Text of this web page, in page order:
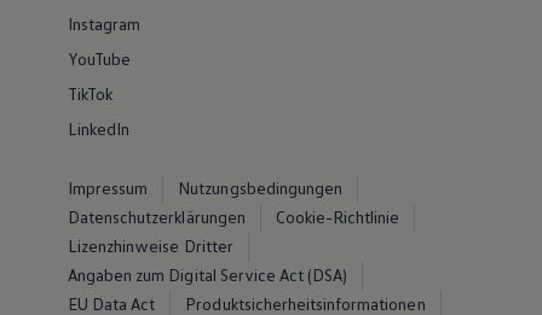
Instagram
YouTube
TikTok
LinkedIn
Impressum
Nutzungsbedingungen
Datenschutzerklärungen
Cookie-Richtlinie
Lizenzhinweise Dritter
Angaben zum Digital Service Act (DSA)
EU Data Act
Produktsicherheitsinformationen